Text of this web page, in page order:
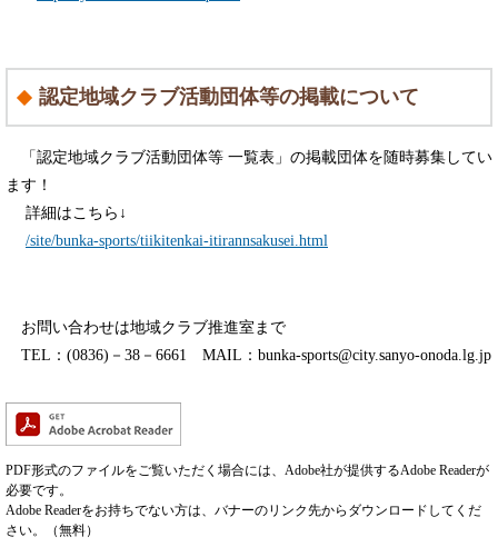
認定地域クラブ活動団体等の掲載について
「認定地域クラブ活動団体等 一覧表」の掲載団体を随時募集してい
ます！
詳細はこちら↓
/site/bunka-sports/tiikitenkai-itirannsakusei.html
お問い合わせは地域クラブ推進室まで
TEL：(0836)－38－6661 MAIL：bunka-sports@city.sanyo-onoda.lg.jp
PDF形式のファイルをご覧いただく場合には、Adobe社が提供するAdobe Readerが
必要です。
Adobe Readerをお持ちでない方は、バナーのリンク先からダウンロードしてくだ
さい。（無料）